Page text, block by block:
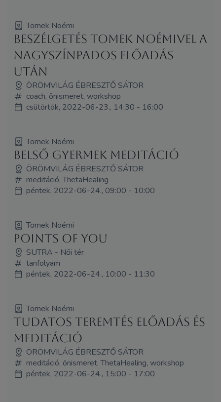
Tomek Noémi
Beszélgetés Tomek Noémivel a
nagyszínpados előadás
után
ÖRÖMVILÁG ÉBRESZTŐ SÁTOR
coach, önismeret, workshop
csütörtök, 2022-06-23., 14:30 - 16:00
Tomek Noémi
Belső gyermek meditáció
ÖRÖMVILÁG ÉBRESZTŐ SÁTOR
meditáció, ThetaHealing
péntek, 2022-06-24., 09:00 - 10:00
Tomek Noémi
Points Of You
SUTRA - Női tér
tanfolyam
péntek, 2022-06-24., 10:00 - 11:30
Tomek Noémi
Tudatos teremtés előadás és
meditáció
ÖRÖMVILÁG ÉBRESZTŐ SÁTOR
meditáció, önismeret, ThetaHealing, workshop
péntek, 2022-06-24., 15:00 - 17:00